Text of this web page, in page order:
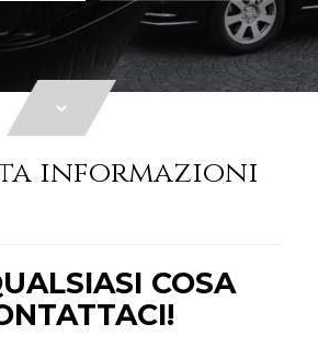
informazioni
COSA